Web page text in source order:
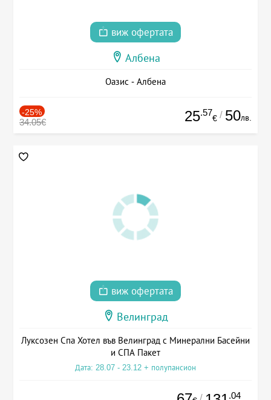
виж офертата
Албена
Оазис - Албена
-25%
34.05€ 25.57
€ / 50лв.
виж офертата
Велинград
Луксозен Спа Хотел във Велинград с Минерални Басейни
и СПА Пакет
Дата: 28.07 - 23.12 + полупансион
.04